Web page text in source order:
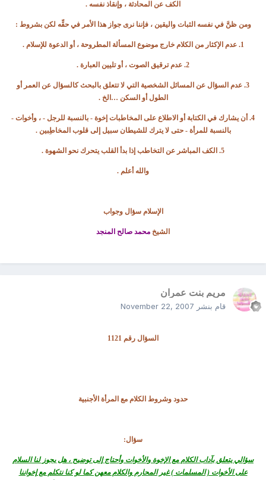
الكف عن المحادثة ، وإنقاذ نفسه .
ومن ظنَّ في نفسه الثبات واليقين ، فإننا نرى جواز هذا الأمر في حقِّه لكن بشروط :
1. عدم الإكثار من الكلام خارج موضوع المسألة المطروحة ، أو الدعوة للإسلام .
2. عدم ترقيق الصوت ، أو تليين العبارة .
3. عدم السؤال عن المسائل الشخصية التي لا تتعلق بالبحث كالسؤال عن العمر أو
الطول أو السكن …الخ .
4. أن يشارك في الكتابة أو الاطلاع على المخاطبات إخوة - بالنسبة للرجل - ، وأخوات -
بالنسبة للمرأة - حتى لا يترك للشيطان سبيل إلى قلوب المخاطِبين .
5. الكف المباشر عن التخاطب إذا بدأ القلب يتحرك نحو الشهوة .
والله أعلم .
الإسلام سؤال وجواب
الشيخمحمد صالح المنجد
مريم بنت عمران
قام بنشر November 22, 2007
السؤال رقم 1121
حدود وشروط الكلام مع المرأة الأجنبية
سؤال:
سؤالي يتعلق بآداب الكلام مع الإخوة والأخوات وأحتاج إلى توضيح ، هل يجوز لنا السلام
على الأخوات ( المسلمات ) غير المحارم والكلام معهن كما لو كنا نتكلم مع إخواننا